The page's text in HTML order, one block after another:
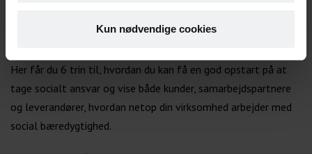
Kun nødvendige cookies
Kom i gang med ESG
Her får du 6 trin til, hvordan du kan få en god opstart på at
tage socialt ansvar og vise både kunder, samarbejdspartnere
og leverandører, hvordan netop din virksomhed arbejder med
social bæredygtighed.